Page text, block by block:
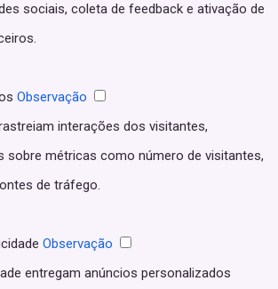
sociais, coleta de feedback e ativação de
Observação
interações dos visitantes,
sobre métricas como número de visitantes,
de tráfego.
Observação
entregam anúncios personalizados